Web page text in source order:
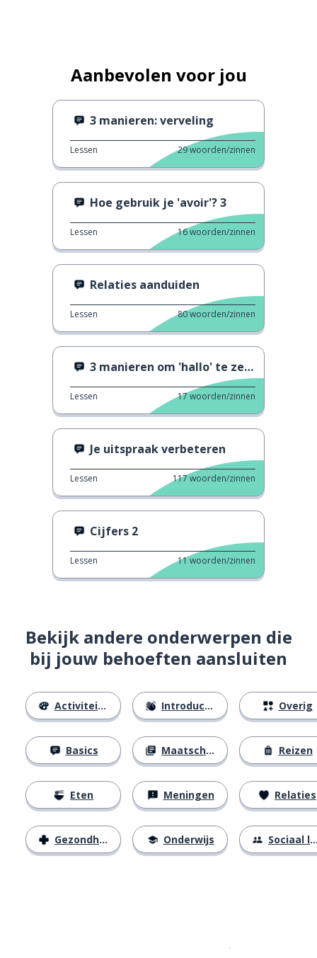
Aanbevolen voor jou
3 manieren: verveling
Lessen 29woorden/zinnen
Hoe gebruik je 'avoir'? 3
Lessen 16woorden/zinnen
Relaties aanduiden
Lessen 80woorden/zinnen
3 manieren om 'hallo' te zeggen 2
Lessen 17woorden/zinnen
Je uitspraak verbeteren
Lessen 117woorden/zinnen
Cijfers 2
Lessen 11woorden/zinnen
Bekijk andere onderwerpen die
bij jouw behoeften aansluiten
Activiteiten
Basics
Eten
Gezondheid
Introducties
Maatschappij
Meningen
Onderwijs
Overig
Reizen
Relaties
Sociaal leven